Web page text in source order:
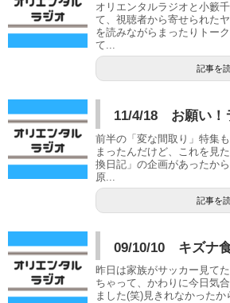
オリエンタルラジオと小籔
て、視聴者から寄せられた
を読みながらまったりトー
て...
記事を
11/4/18 お願い！
前半の「変な間取り」特集
まったんだけど、これを見
換日記」の企画があったか
原...
記事を
09/10/10 キズナ
昨日は家族がサッカー見て
ちゃって、かわりに今日気
ました(笑)見きれなかった